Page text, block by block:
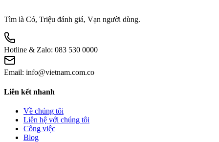
Tìm là Có, Triệu đánh giá, Vạn người dùng.
Hotline & Zalo: 083 530 0000
Email: info@vietnam.com.co
Liên kết nhanh
Về chúng tôi
Liên hệ với chúng tôi
Công việc
Blog